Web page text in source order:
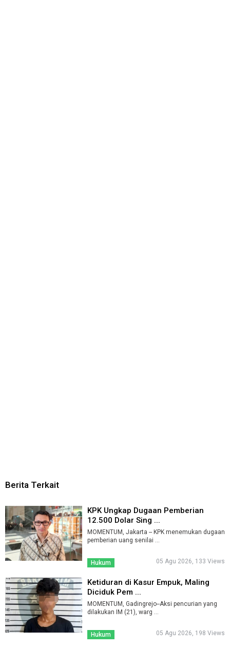
Berita Terkait
KPK Ungkap Dugaan Pemberian
12.500 Dolar Sing ...
MOMENTUM, Jakarta -- KPK menemukan dugaan
pemberian uang senilai ...
Hukum 05 Agu 2026, 133 Views
Ketiduran di Kasur Empuk, Maling
Diciduk Pem ...
MOMENTUM, Gadingrejo--Aksi pencurian yang
dilakukan IM (21), warg ...
Hukum 05 Agu 2026, 198 Views